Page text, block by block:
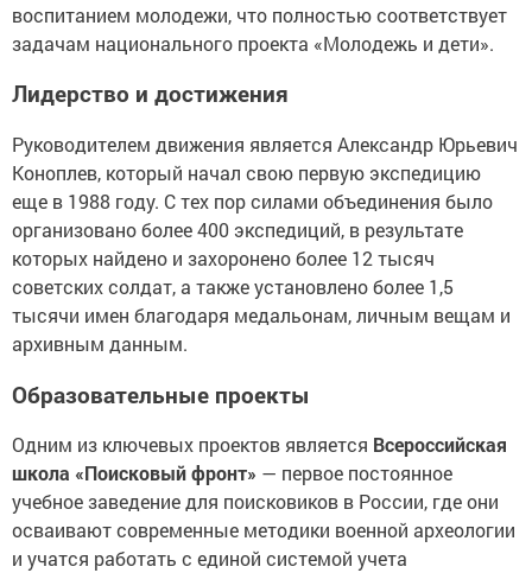
воспитанием молодежи, что полностью соответствует
задачам национального проекта «Молодежь и дети».
Лидерство и достижения
Руководителем движения является Александр Юрьевич
Коноплев, который начал свою первую экспедицию
еще в 1988 году. С тех пор силами объединения было
организовано более 400 экспедиций, в результате
которых найдено и захоронено более 12 тысяч
советских солдат, а также установлено более 1,5
тысячи имен благодаря медальонам, личным вещам и
архивным данным.
Образовательные проекты
Одним из ключевых проектов является Всероссийская
школа «Поисковый фронт» — первое постоянное
учебное заведение для поисковиков в России, где они
осваивают современные методики военной археологии
и учатся работать с единой системой учета